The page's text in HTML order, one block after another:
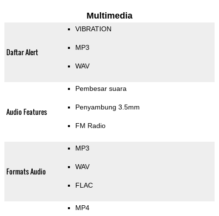
Multimedia
Daftar Alert
VIBRATION
MP3
WAV
Audio Features
Pembesar suara
Penyambung 3.5mm
FM Radio
Formats Audio
MP3
WAV
FLAC
MP4